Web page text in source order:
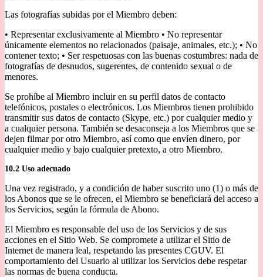
Las fotografías subidas por el Miembro deben:
• Representar exclusivamente al Miembro • No representar
únicamente elementos no relacionados (paisaje, animales, etc.); • No
contener texto; • Ser respetuosas con las buenas costumbres: nada de
fotografías de desnudos, sugerentes, de contenido sexual o de
menores.
Se prohíbe al Miembro incluir en su perfil datos de contacto
telefónicos, postales o electrónicos. Los Miembros tienen prohibido
transmitir sus datos de contacto (Skype, etc.) por cualquier medio y
a cualquier persona. También se desaconseja a los Miembros que se
dejen filmar por otro Miembro, así como que envíen dinero, por
cualquier medio y bajo cualquier pretexto, a otro Miembro.
10.2 Uso adecuado
Una vez registrado, y a condición de haber suscrito uno (1) o más de
los Abonos que se le ofrecen, el Miembro se beneficiará del acceso a
los Servicios, según la fórmula de Abono.
El Miembro es responsable del uso de los Servicios y de sus
acciones en el Sitio Web. Se compromete a utilizar el Sitio de
Internet de manera leal, respetando las presentes CGUV. El
comportamiento del Usuario al utilizar los Servicios debe respetar
las normas de buena conducta.